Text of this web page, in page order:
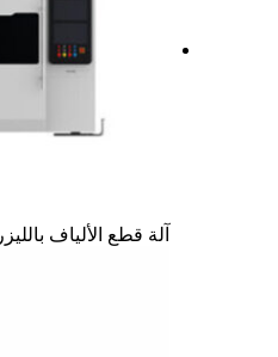
آلة قطع الألياف بالليزر